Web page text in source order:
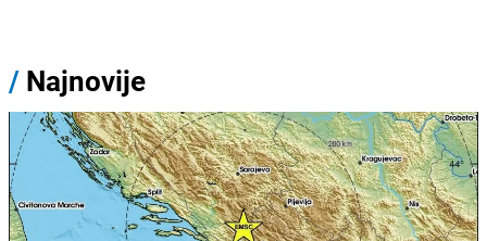
/ Najnovije